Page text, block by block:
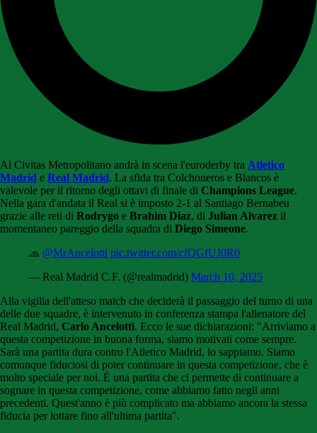
Al Civitas Metropolitano andrà in scena l'euroderby tra Atletico
Madrid e Real Madrid. La sfida tra Colchoneros e Blancos è
valevole per il ritorno degli ottavi di finale di Champions League.
Nella gara d'andata il Real si è imposto 2-1 al Santiago Bernabeu
grazie alle reti di Rodrygo e Brahim Diaz, di Julian Alvarez il
momentaneo pareggio della squadra di Diego Simeone.
🧢 @MrAncelotti pic.twitter.com/cfQGfUJ0R0
— Real Madrid C.F. (@realmadrid) March 10, 2025
Alla vigilia dell'atteso match che deciderà il passaggio del turno di una
delle due squadre, è intervenuto in conferenza stampa l'allenatore del
Real Madrid, Carlo Ancelotti. Ecco le sue dichiarazioni: "Arriviamo a
questa competizione in buona forma, siamo motivati ​​come sempre.
Sarà una partita dura contro l'Atletico Madrid, lo sappiamo. Siamo
comunque fiduciosi di poter continuare in questa competizione, che è
molto speciale per noi. È una partita che ci permette di continuare a
sognare in questa competizione, come abbiamo fatto negli anni
precedenti. Quest'anno è più complicato ma abbiamo ancora la stessa
fiducia per lottare fino all'ultima partita".